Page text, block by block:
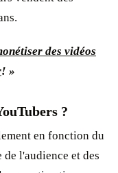
des vidéos
! »
?
en fonction du
l'audience et des